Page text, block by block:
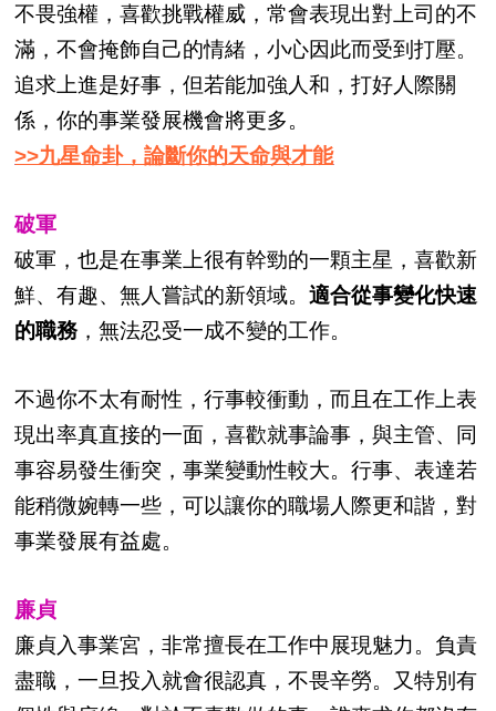
不畏強權，喜歡挑戰權威，常會表現出對上司的不
滿，不會掩飾自己的情緒，小心因此而受到打壓。
追求上進是好事，但若能加強人和，打好人際關
係，你的事業發展機會將更多。
>>九星命卦，論斷你的天命與才能
破軍
破軍，也是在事業上很有幹勁的一顆主星，喜歡新
鮮、有趣、無人嘗試的新領域。適合從事變化快速
的職務 ，無法忍受一成不變的工作。
不過你不太有耐性，行事較衝動，而且在工作上表
現出率真直接的一面，喜歡就事論事，與主管、同
事容易發生衝突，事業變動性較大。行事、表達若
能稍微婉轉一些，可以讓你的職場人際更和諧，對
事業發展有益處。
廉貞
廉貞入事業宮，非常擅長在工作中展現魅力。負責
盡職，一旦投入就會很認真，不畏辛勞。又特別有